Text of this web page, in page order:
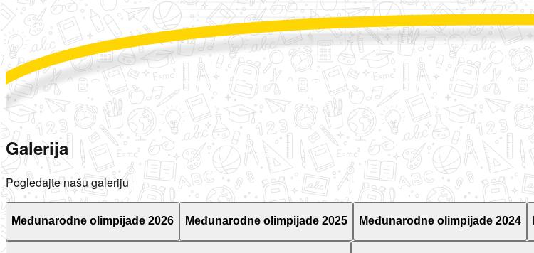
Galerija
Pogledajte našu galeriju
Međunarodne olimpijade 2026 Međunarodne olimpijade 2025 Međunarodne olimpijade 2024